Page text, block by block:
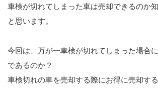
車検が切れてしまった車は売却できるのか
と思います。
今回は、万が一車検が切れてしまった場合
であるのか？
車検切れの車を売却する際にお得に売却す